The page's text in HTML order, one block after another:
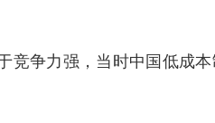
竞争力强，当时中国低成